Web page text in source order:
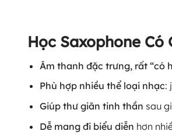
Học Saxophone Có
Âm thanh đặc trưng, rất “có
Phù hợp nhiều thể loại nhạc:
Giúp thư giãn tinh thần sau
Dễ mang đi biểu diễn hơn